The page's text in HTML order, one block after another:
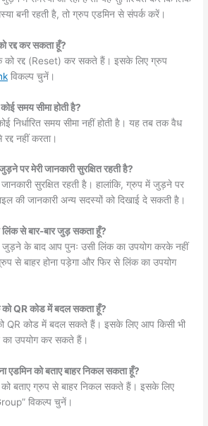
बनी रहती है, तो ग्रुप एडमिन से संपर्क करें।
रद्द कर सकता हूँ?
को रद्द (Reset) कर सकते हैं। इसके लिए ग्रुप
विकल्प चुनें।
समय सीमा होती है?
निर्धारित समय सीमा नहीं होती है। यह तब तक वैध
नहीं करता।
पर मेरी जानकारी सुरक्षित रहती है?
सुरक्षित रहती है। हालांकि, ग्रुप में जुड़ने पर
की जानकारी अन्य सदस्यों को दिखाई दे सकती है।
से बार-बार जुड़ सकता हूँ?
जुड़ने के बाद आप पुनः उसी लिंक का उपयोग करके नहीं
बाहर होना पड़ेगा और फिर से लिंक का उपयोग
QR कोड में बदल सकता हूँ?
QR कोड में बदल सकते हैं। इसके लिए आप किसी भी
का उपयोग कर सकते हैं।
एडमिन को बताए बाहर निकल सकता हूँ?
को बताए ग्रुप से बाहर निकल सकते हैं। इसके लिए
विकल्प चुनें।